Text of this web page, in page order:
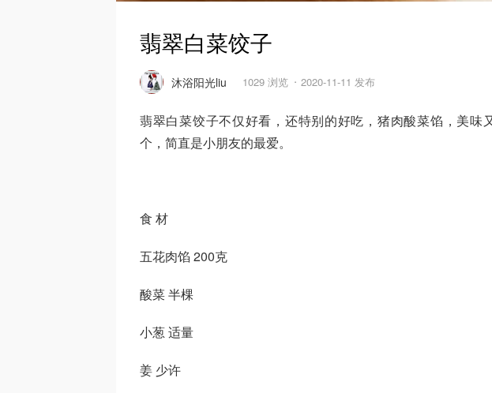
翡翠白菜饺子
沐浴阳光liu 1029 浏览 2020-11-11 发布
翡翠白菜饺子不仅好看，还特别的好吃，猪肉酸菜馅，美味
个，简直是小朋友的最爱。
食 材
五花肉馅 200克
酸菜 半棵
小葱 适量
姜 少许